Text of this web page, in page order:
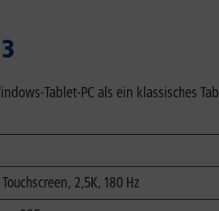
Tablet-PC als ein klassisches
2,5K, 180 Hz